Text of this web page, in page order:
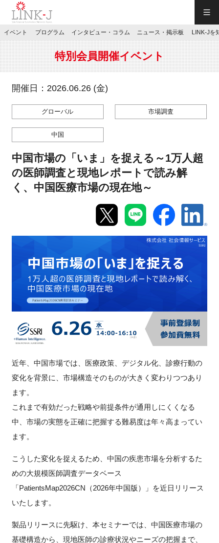
JP／EN
特別会員専用メニュー
お問い合わせ
新規登録
イベント
プログラム
ニュース・掲示板
LINK-Jを知る
特別会員
施設・アクセス
イベントお知らせメール登録
イベント プログラム インタビュー・コラム ニュース・掲示板 LINK-Jを
特別会員開催イベント
開催日：2026.06.26 (金)
グローバル 市場調査
中国
中国市場の「いま」を捉える～1万人超
の医師調査と現地レポートで読み解
く、中国医療市場の現在地～
近年、中国市場では、医療政策、デジタル化、診療行動の
変化を背景に、市場構造そのものが大きく変わりつつあり
ます。
これまで有効だった戦略や前提条件が通用しにくくなる
中、市場の実態を正確に把握する難易度は年々高まってい
ます。
こうした変化を捉えるため、中国の疾患市場を分析するた
めの大規模医師調査データベース
「PatientsMap2026CN（2026年中国版）」を近日リリース
いたします。
製品リリースに先駆け、本セミナーでは、中国医療市場の
基礎構造から、現地医師の診療状況やニーズの把握まで、